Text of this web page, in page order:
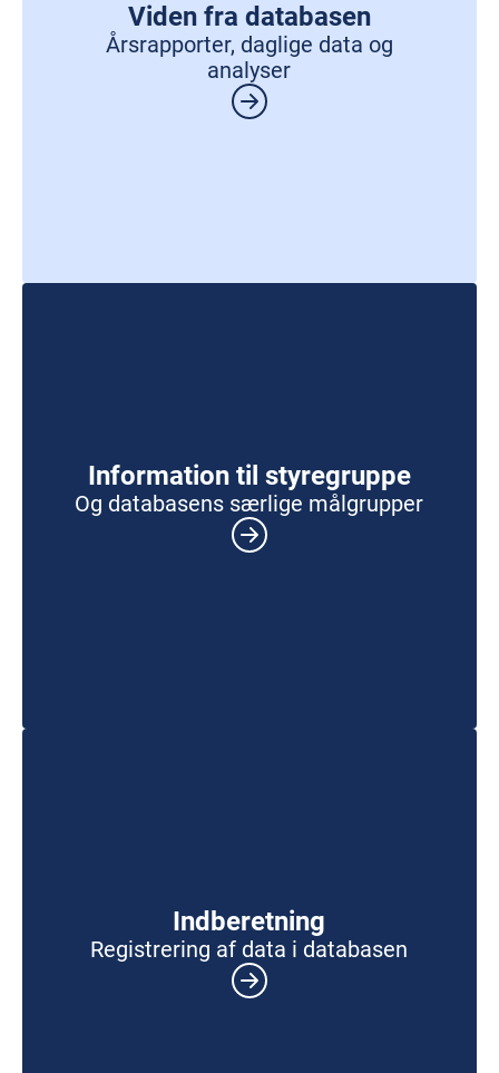
Viden fra databasen
Årsrapporter, daglige data og
analyser
Information til styregruppe
Og databasens særlige målgrupper
Indberetning
Registrering af data i databasen